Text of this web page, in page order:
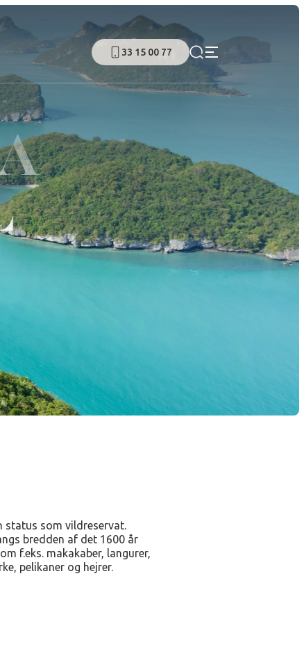
33 15 00 77
status som vildreservat.
bredden af ​​det 1600 år
f.eks. makakaber, langurer,
pelikaner og hejrer.